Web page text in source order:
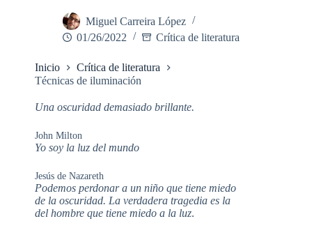
Miguel Carreira López
01/26/2022
Crítica de literatura
Inicio
Crítica de literatura
Técnicas de iluminación
Una oscuridad demasiado brillante.
John Milton
Yo soy la luz del mundo
Jesús de Nazareth
Podemos perdonar a un niño que tiene miedo
de la oscuridad. La verdadera tragedia es la
del hombre que tiene miedo a la luz.